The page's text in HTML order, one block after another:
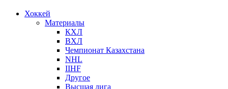
Хоккей
Материалы
КХЛ
ВХЛ
Чемпионат Казахстана
NHL
IIHF
Другое
Высшая лига